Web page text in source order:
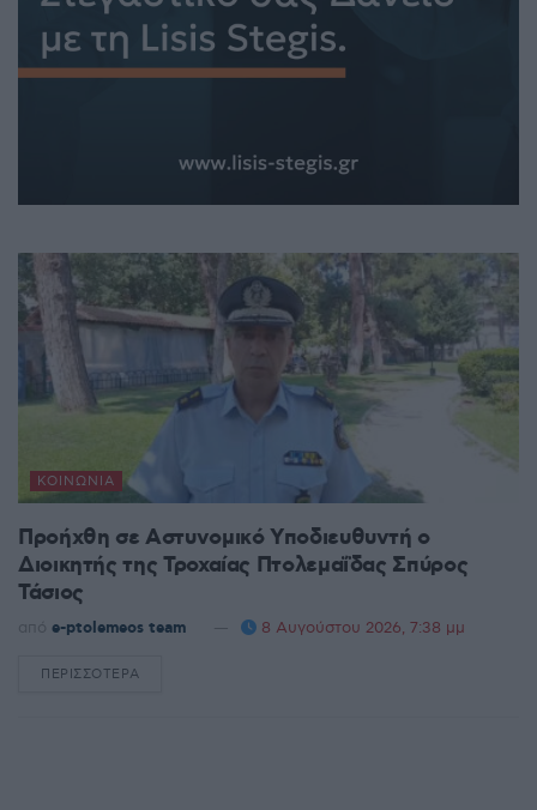
ΚΟΙΝΩΝΊΑ
Προήχθη σε Αστυνομικό Υποδιευθυντή ο
Διοικητής της Τροχαίας Πτολεμαΐδας Σπύρος
Τάσιος
από e-ptolemeos team 8 Αυγούστου 2026, 7:38 μμ
ΠΕΡΙΣΣΌΤΕΡΑ